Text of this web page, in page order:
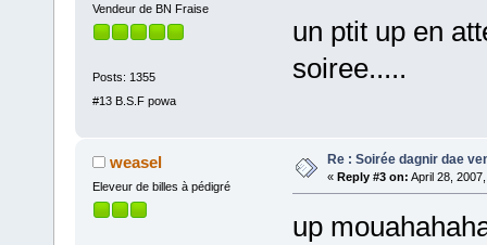
Vendeur de BN Fraise
Posts: 1355
#13 B.S.F powa
un ptit up en
soiree.....
weasel
Eleveur de billes à pédigré
Re : Soirée dagnir dae
« Reply #3 on: April 28,
up